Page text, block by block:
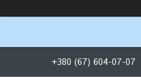
+380 (67) 604-07-07